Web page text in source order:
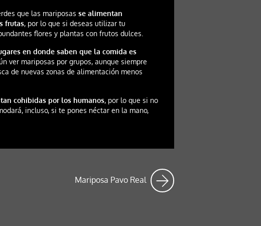
que las mariposasse alimentan
frutas, por lo que si deseas utilizar tu
flores y plantas con frutos dulces.
en donde saben que la comida es
ver mariposas por grupos, aunque siempre
de nuevas zonas de alimentación menos
cohibidas por los humanos, por lo que si no
incluso, si te pones néctar en la mano,
Mariposa Pavo Real